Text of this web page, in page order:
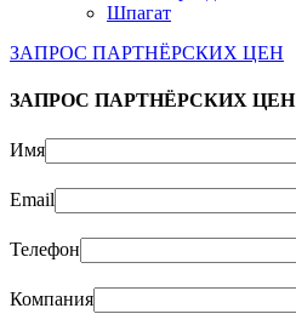
Шпагат
ЗАПРОС ПАРТНЁРСКИХ ЦЕН
ЗАПРОС ПАРТНЁРСКИХ ЦЕН
Имя
Email
Телефон
Компания